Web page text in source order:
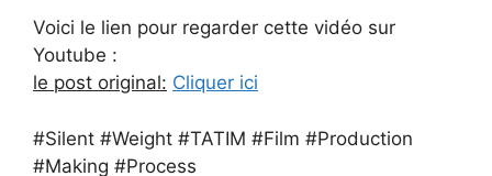
Voici le lien pour regarder cette vidéo sur
Youtube :
le post original: Cliquer ici
#Silent #Weight #TATIM #Film #Production
#Making #Process